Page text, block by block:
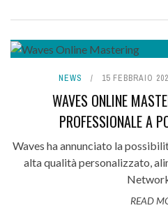
NEWS 15 FEBBRAIO
WAVES ONLINE
PROFESSIONALE A
Waves ha annunciato la
alta qualità personalizzato,
READ